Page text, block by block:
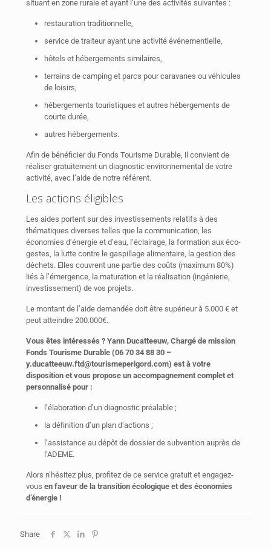
situant en zone rurale et ayant l’une des activités suivantes :
restauration traditionnelle,
service de traiteur ayant une activité événementielle,
hôtels et hébergements similaires,
terrains de camping et parcs pour caravanes ou véhicules
de loisirs,
hébergements touristiques et autres hébergements de
courte durée,
autres hébergements.
Afin de bénéficier du Fonds Tourisme Durable, il convient de
réaliser gratuitement un diagnostic environnemental de votre
activité, avec l’aide de notre référent.
Les actions éligibles
Les aides portent sur des investissements relatifs à des
thématiques diverses telles que la communication, les
économies d’énergie et d’eau, l’éclairage, la formation aux éco-
gestes, la lutte contre le gaspillage alimentaire, la gestion des
déchets. Elles couvrent une partie des coûts (maximum 80%)
liés à l’émergence, la maturation et la réalisation (ingénierie,
investissement) de vos projets.
Le montant de l’aide demandée doit être supérieur à 5.000 € et
peut atteindre 200.000€.
Vous êtes intéressés ? Yann Ducatteeuw, Chargé de mission
Fonds Tourisme Durable (06 70 34 88 30 –
y.ducatteeuw.ftd@tourismeperigord.com) est à votre
disposition et vous propose un accompagnement complet et
personnalisé pour :
l’élaboration d’un diagnostic préalable ;
la définition d’un plan d’actions ;
l’assistance au dépôt de dossier de subvention auprès de
l’ADEME.
Alors n’hésitez plus, profitez de ce service gratuit et engagez-
vous en faveur de la transition écologique et des économies
d’énergie !
Share